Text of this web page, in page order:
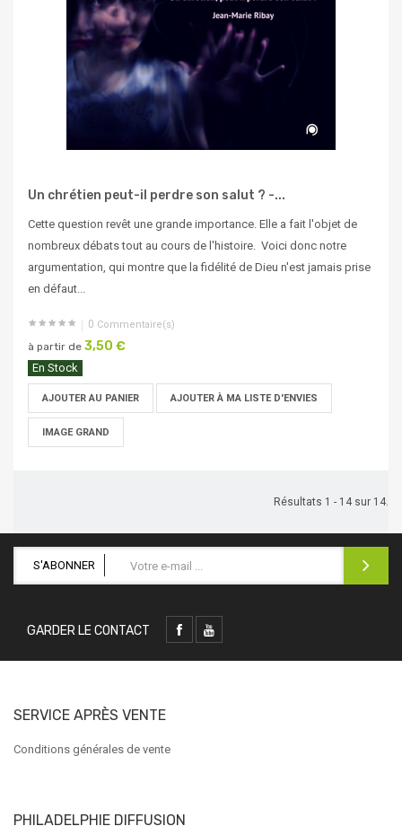
Un chrétien peut-il perdre son salut ? -...
Cette question revêt une grande importance. Elle a fait l'objet de
nombreux débats tout au cours de l'histoire. Voici donc notre
argumentation, qui montre que la fidélité de Dieu n'est jamais prise
en défaut...
0 Commentaire(s)
à partir de 3,50 €
En Stock
AJOUTER AU PANIER AJOUTER À MA LISTE D'ENVIES
IMAGE GRAND
Résultats 1 - 14 sur 14.
S'ABONNER
GARDER LE CONTACT
SERVICE APRÈS VENTE
Conditions générales de vente
PHILADELPHIE DIFFUSION